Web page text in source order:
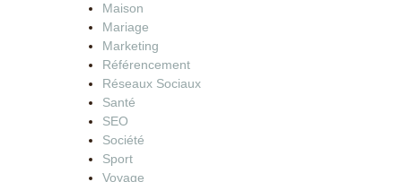
Maison
Mariage
Marketing
Référencement
Réseaux Sociaux
Santé
SEO
Société
Sport
Voyage